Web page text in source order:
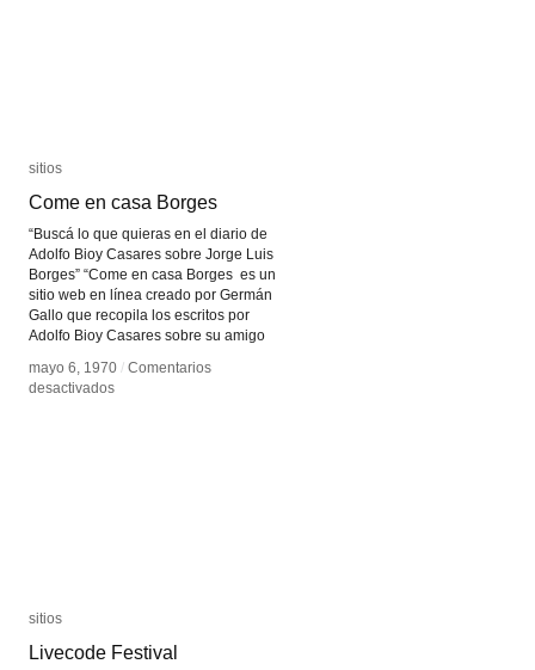
sitios
Come en casa Borges
“Buscá lo que quieras en el diario de
Adolfo Bioy Casares sobre Jorge Luis
Borges” “Come en casa Borges es un
sitio web en línea creado por Germán
Gallo que recopila los escritos por
Adolfo Bioy Casares sobre su amigo
mayo 6, 1970 / Comentarios
desactivadosen
sitios
Come en casa Borges
mayo 6, 1970 / Comentarios
desactivadosen
sitios
Livecode Festival
sitios
Livecode Festival